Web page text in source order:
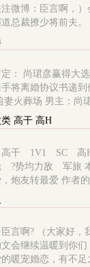
反撩到手，再……狠
微博：臣言啊，）
总裁撩少将前夫
镜重圆，军婚高
H剧情流炖肉文，
s与抖m。 文案：
女主：宋暖（聪明
报复计划时，顾
： 尚珺彦赢得大
将离婚协议书递
妻火葬场 男主：尚
vs小黄漫画家。
列文之一。 1：非
党不必入坑。 2：
女主均在上部文
虐宠结合。 4：拒
高干 高H
干 1V1 SC 高
?势均力敌 军旅
炮友转最爱 作者
时间会陆续将名下
急。 ?预警：男主
前面有多痞，以后
博：臣言啊 文案：
主：陆司琪（女上
言啊? （大家好，
会继续温暖到你
暖宠婚恋，有不